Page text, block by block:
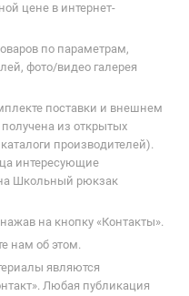
цене в интернет-
по параметрам,
фото/видео галерея
поставки и внешнем
из открытых
производителей).
интересующие
Школьный рюкзак
на кнопку «Контакты».
нам об этом.
являются
Любая публикация